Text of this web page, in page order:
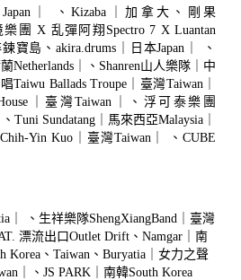
Japan｜ 、Kizaba｜加拿大、剛果
樂團 X 乱彈阿翔Spectro 7 X Luantan
寶島、akira.drums｜日本Japan｜ 、
Netherlands｜、Shanren山人樂隊｜中
Taiwu Ballads Troupe｜臺灣Taiwan｜
｜臺灣Taiwan｜、浮可泰樂團
Tuni Sundatang｜馬來西亞Malaysia｜
Yin Kuo｜臺灣Taiwan｜ 、CUBE
｜ 、生祥樂隊ShengXiangBand｜臺灣
漂流出口Outlet Drift、Namgar｜南
Korea、Taiwan、Buryatia｜女力之聲
｜、JS PARK｜南韓South Korea